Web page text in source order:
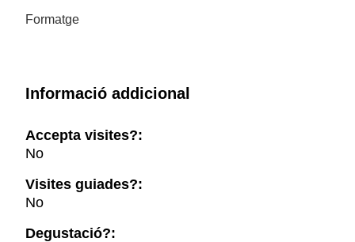
Formatge
Informació addicional
Accepta visites?:
No
Visites guiades?:
No
Degustació?: